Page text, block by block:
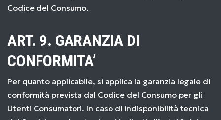
Codice del Consumo.
ART. 9. GARANZIA DI
CONFORMITA’
Per quanto applicabile, si applica la garanzia legale di
conformità prevista dal Codice del Consumo per gli
Utenti Consumatori. In caso di indisponibilità tecnica